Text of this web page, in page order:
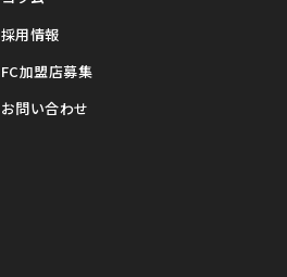
採用情報
FC加盟店募集
お問い合わせ